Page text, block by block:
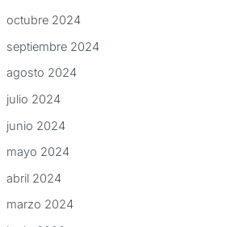
octubre 2024
septiembre 2024
agosto 2024
julio 2024
junio 2024
mayo 2024
abril 2024
marzo 2024